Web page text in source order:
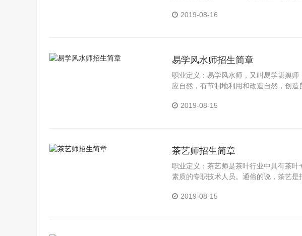
2019-08-16
易学风水师招生简章
职业定义：易学风水师，又叫易学堪舆
应自然，有节制地利用和改造自然，创
2019-08-15
茶艺师招生简章
职业定义：茶艺师是茶叶行业中具有茶
素质的专职技术人员。通俗的说，茶艺
2019-08-15